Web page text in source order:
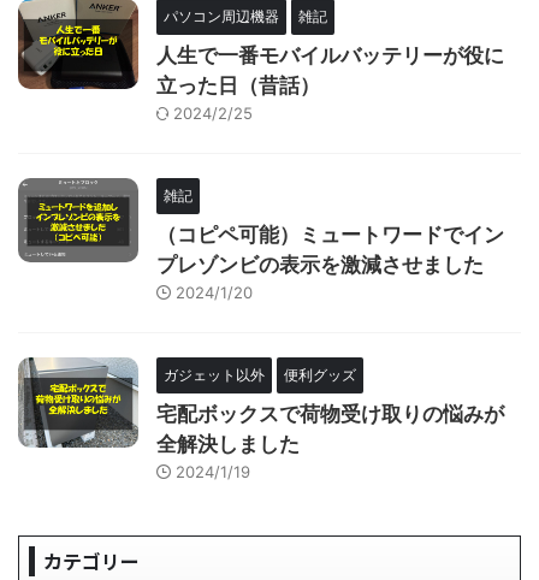
パソコン周辺機器 雑記
人生で一番モバイルバッテリーが役に
立った日（昔話）
2024/2/25
雑記
（コピペ可能）ミュートワードでイン
プレゾンビの表示を激減させました
2024/1/20
ガジェット以外 便利グッズ
宅配ボックスで荷物受け取りの悩みが
全解決しました
2024/1/19
カテゴリー